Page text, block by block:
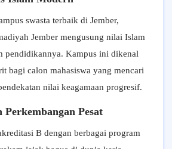
swasta terbaik di Jember,
Jember mengusung nilai Islam
pendidikannya. Kampus ini dikenal
bagi calon mahasiswa yang mencari
nilai keagamaan progresif.
Pesat
B dengan berbagai program